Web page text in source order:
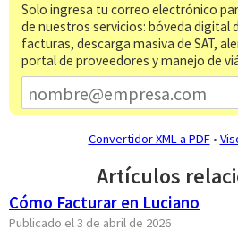
Solo ingresa tu correo electrónico
de nuestros servicios: bóveda digital
facturas, descarga masiva de SAT,
portal de proveedores y manejo de
Convertidor XML a PDF•
Artículos
Cómo Facturar en Luciano
Publicado el 3 de abril de 2026